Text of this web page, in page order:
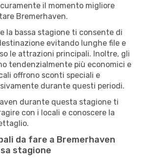
il momento migliore
Bremerhaven.
la bassa stagione ti consente di
evitando lunghe file e
le attrazioni principali. Inoltre, gli
tendenzialmente più economici e
offrono sconti speciali e
durante questi periodi.
durante questa stagione ti
con i locali e conoscere la
da fare a Bremerhaven
stagione